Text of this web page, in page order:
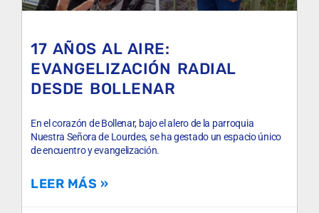
17 AÑOS AL AIRE:
EVANGELIZACIÓN RADIAL
DESDE BOLLENAR
En el corazón de Bollenar, bajo el alero de la parroquia
Nuestra Señora de Lourdes, se ha gestado un espacio único
de encuentro y evangelización.
LEER MÁS »